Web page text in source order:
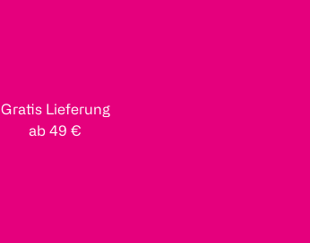
Gratis Lieferung
ab 49 €